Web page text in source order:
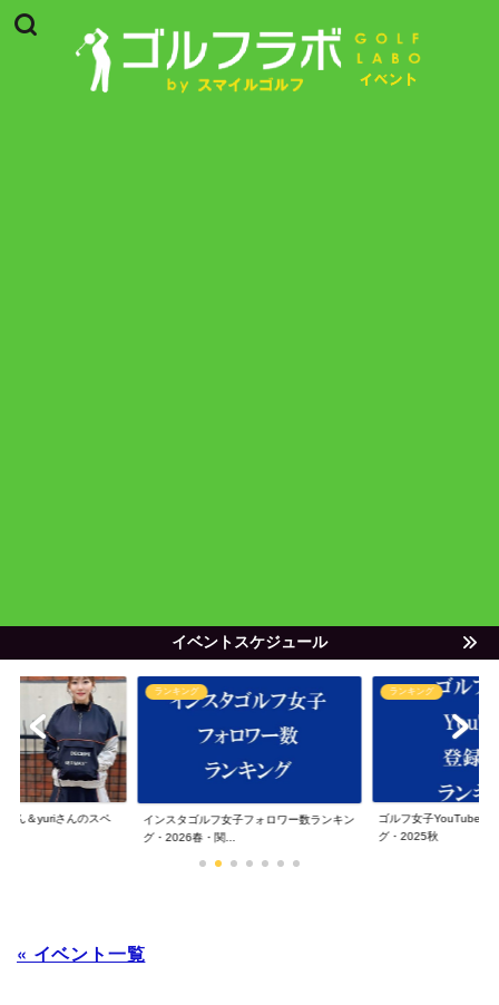
イベントスケジュール
ん＆yuriさんのスペ
ランキング
インスタゴルフ女子フォロワー数ランキン
グ・2026春・関...
ランキング
ゴルフ女子YouTube登
グ・2025秋
« イベント一覧